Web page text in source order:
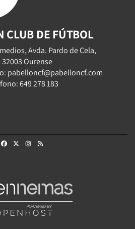
CLUB DE FÚTBOL
Avda. Pardo de Cela,
32003 Ourense
pabelloncf@pabelloncf.com
649 278 183
FacebookInstagram